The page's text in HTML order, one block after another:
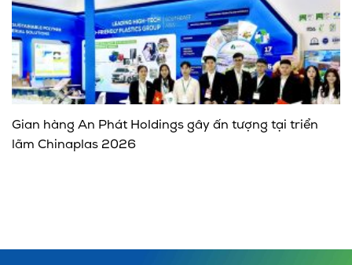
Gian hàng An Phát Holdings gây ấn tượng tại triển
lãm Chinaplas 2026